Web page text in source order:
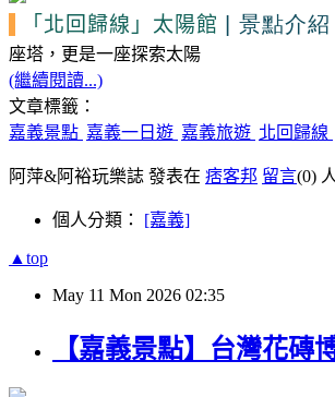
「北回歸線」 太陽館 | 景點介紹
座塔，更是一座探索太陽
(繼續閱讀...)
文章標籤：
嘉義景點 嘉義一日遊 嘉義旅遊 北回歸線
阿萍&阿裕玩樂誌 發表在 痞客邦 留言(0)
個人分類： [嘉義]
▲top
May 11 Mon 2026 02:35
【嘉義景點】台灣花磚